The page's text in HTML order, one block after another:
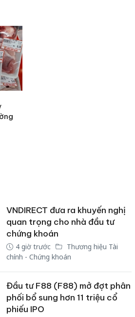
VNDIRECT đưa ra khuyến nghị
quan trọng cho nhà đầu tư
chứng khoán
4 giờ trước
Thương hiệu Tài
chính - Chứng khoán
Đầu tư F88 (F88) mở đợt phân
phối bổ sung hơn 11 triệu cổ
phiếu IPO